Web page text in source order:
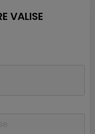
VALISE